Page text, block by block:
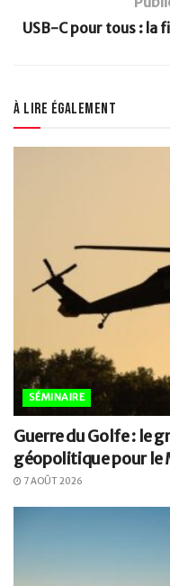
USB-C pour tous : la
À lire également
SÉMINAIRE
Guerre du Golfe : le
géopolitique pour le
7 AOÛT 2026